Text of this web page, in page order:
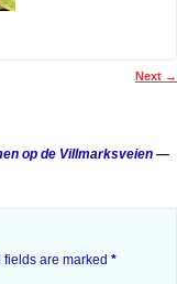
Next →
op de Villmarksveien —
fields are marked *